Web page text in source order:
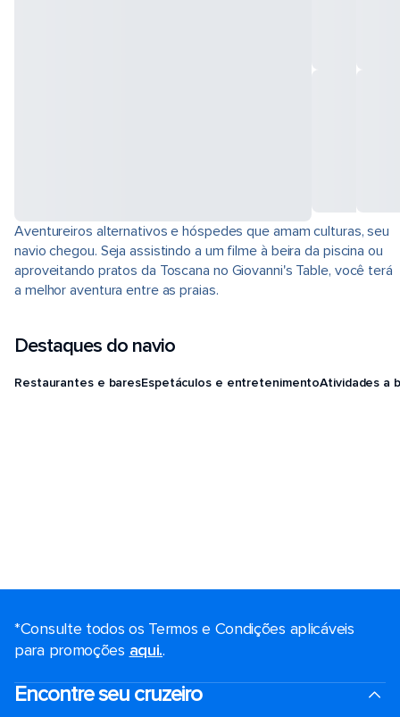
Aventureiros alternativos e hóspedes que amam culturas, seu
navio chegou. Seja assistindo a um filme à beira da piscina ou
aproveitando pratos da Toscana no Giovanni's Table, você terá
a melhor aventura entre as praias.
Destaques do navio
Restaurantes e baresEspetáculos e entretenimentoAtividades a
*Consulte todos os Termos e Condições aplicáveis ​​
para promoções aqui..
Encontre seu cruzeiro